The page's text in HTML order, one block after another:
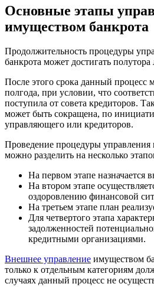
Основные этапы
имуществом банкрота
Продолжительность процедуры
банкрота может достигать полутора
После этого срока данный процесс
полгода, при условии, что
поступила от совета кредиторов.
может быть сокращена, по
управляющего или кредиторов.
Проведение процедуры
можно разделить на несколько
На первом этапе
На втором этапе
оздоровлению финансовой
На третьем этапе план
Для четвертого этапа
задолженностей
кредитными организациями.
Внешнее управление имуществом
только к отдельным категориям
случаях данный процесс не